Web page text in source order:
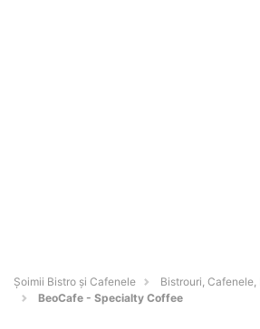
Șoimii Bistro și Cafenele
Bistrouri,
BeoCafe - Specialty Coffee